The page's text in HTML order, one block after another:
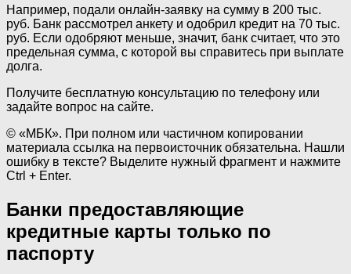
Например, подали онлайн-заявку на сумму в 200 тыс.
руб. Банк рассмотрел анкету и одобрил кредит на 70 тыс.
руб. Если одобряют меньше, значит, банк считает, что это
предельная сумма, с которой вы справитесь при выплате
долга.
Получите бесплатную консультацию по телефону или
задайте вопрос на сайте.
© «МБК». При полном или частичном копировании
материала ссылка на первоисточник обязательна. Нашли
ошибку в тексте? Выделите нужный фрагмент и нажмите
Ctrl + Enter.
Банки предоставляющие
кредитные карты только по
паспорту